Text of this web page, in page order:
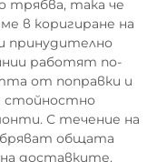
трябва, така че
в коригиране на
принудително
работят по-
от поправки и
стойностно
С течение на
общата
доставките.